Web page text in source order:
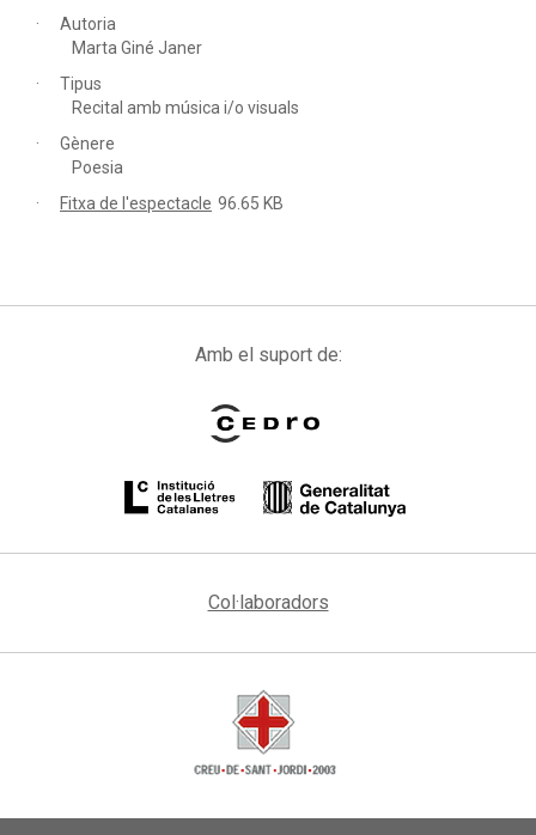
Autoria
Marta Giné Janer
Tipus
Recital amb música i/o visuals
Gènere
Poesia
Fitxa de l'espectacle 96.65 KB
Amb el suport de:
Col·laboradors